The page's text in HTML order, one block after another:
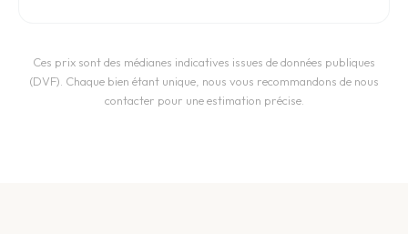
Ces prix sont des médianes indicatives issues de données publiques
(DVF). Chaque bien étant unique, nous vous recommandons de nous
contacter pour une estimation précise.